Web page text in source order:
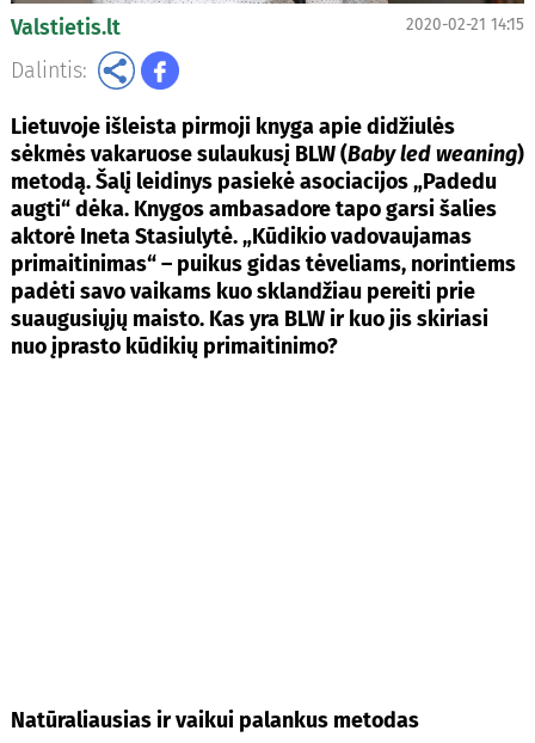
Valstietis.lt 2020-02-21 14:15
Dalintis:
Lietuvoje išleista pirmoji knyga apie didžiulės
sėkmės vakaruose sulaukusį BLW (Baby led weaning)
metodą. Šalį leidinys pasiekė asociacijos „Padedu
augti“ dėka. Knygos ambasadore tapo garsi šalies
aktorė Ineta Stasiulytė. „Kūdikio vadovaujamas
primaitinimas“ – puikus gidas tėveliams, norintiems
padėti savo vaikams kuo sklandžiau pereiti prie
suaugusiųjų maisto. Kas yra BLW ir kuo jis skiriasi
nuo įprasto kūdikių primaitinimo?
Natūraliausias ir vaikui palankus metodas